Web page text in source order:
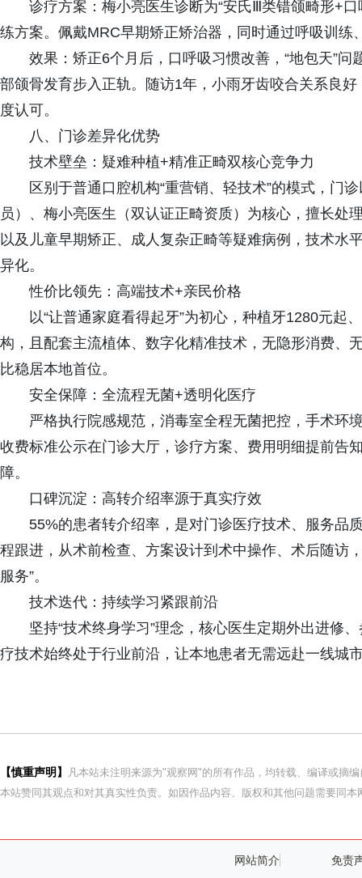
诊疗方案：梅小亮医生诊断为“安氏Ⅲ类错颌畸形+
练方案。佩戴MRC早期矫正矫治器，同时通过呼吸训
效果：矫正6个月后，口呼吸习惯改善，“地包天”
部颌骨发育步入正轨。随访1年，小雨牙齿咬合关系良
度认可。
八、门诊差异化优势
技术壁垒：疑难种植+精准正畸双核心竞争力
区别于普通口腔机构“重营销、轻技术”的模式，门
员）、梅小亮医生（双认证正畸资质）为核心，擅长处
以及儿童早期矫正、成人复杂正畸等疑难病例，技术水
异化。
性价比领先：高端技术+亲民价格
以“让普通家庭看得起牙”为初心，种植牙1280元起
构，且配套主流植体、数字化精准技术，无隐形消费、
比稳居本地首位。
安全保障：全流程无菌+透明化医疗
严格执行院感规范，消毒室全程无菌把控，手术环
收费标准公示在门诊大厅，诊疗方案、费用明细提前告
障。
口碑沉淀：高转介绍率源于真实疗效
55%的患者转介绍率，是对门诊医疗技术、服务品
程跟进，从术前检查、方案设计到术中操作、术后随访
服务”。
技术迭代：持续学习紧跟前沿
坚持“技术终身学习”理念，核心医生定期外出进修
疗技术始终处于行业前沿，让本地患者无需远赴一线城
【慎重声明】
凡本站未注明来源为"观察网"的所有作品，均转载、编译或摘
本站赞同其观点和对其真实性负责。如因作品内容、版权和其他问题需要同本
网站简介 免责